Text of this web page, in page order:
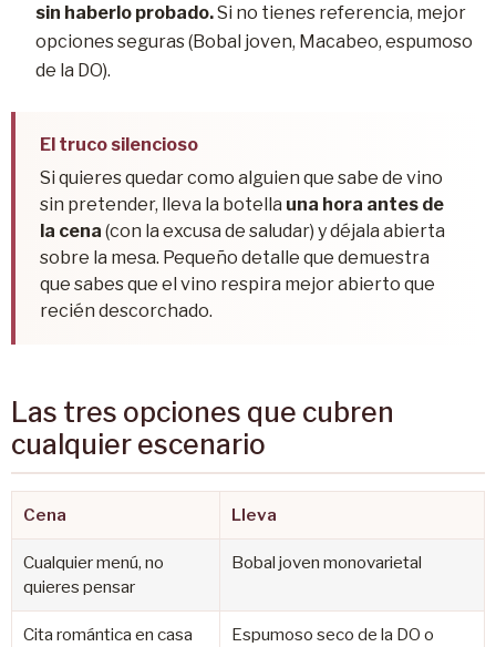
sin haberlo probado.Si no tienes referencia, mejor
opciones seguras (Bobal joven, Macabeo, espumoso
de la DO).
El truco silencioso
Si quieres quedar como alguien que sabe de vino
sin pretender, lleva la botella una hora antes de
la cena (con la excusa de saludar) y déjala abierta
sobre la mesa. Pequeño detalle que demuestra
que sabes que el vino respira mejor abierto que
recién descorchado.
Las tres opciones que cubren
cualquier escenario
Cena Lleva
Cualquier menú, no
quieres pensar
Bobal joven monovarietal
Cita romántica en casa
Espumoso seco de la DO o